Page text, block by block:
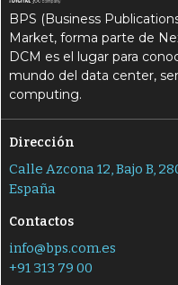
BPS (Business
Market, forma parte de
DCM es el lugar para
mundo del data center,
computing.
Dirección
Calle Azcona 12, Bajo B,
España
Contactos
info@bps.com.es
+91 313 79 00